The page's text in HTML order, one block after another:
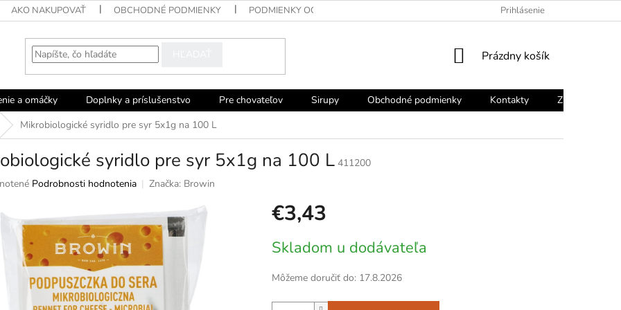
AKO NAKUPOVAŤ OBCHODNÉ PODMIENKY PODMIENKY OCHRANY OSOBNÝCH ÚDAJOV Prihlásenie
NÁKUPNÝ
Prázdny košík
a omáčky Doplnky a príslušenstvo Pre chovateľov Sirupy Obchodné podmienky Kontakty
Značky
Mikrobiologické syridlo pre syr 5x1g na 100 L
syridlo pre syr 5x1g na 100 L 411200
Podrobnosti hodnotenia Značka: Browin
€3,43
cena:
Skladom u dodávateľa
Môžeme doručiť do: 17.8.2026